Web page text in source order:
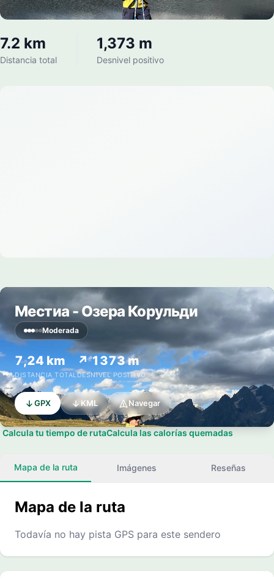
7.2 km
Distancia total
1,373 m
Desnivel positivo
Местиа - Озера Корульди
Moderada
7,24 km
DISTANCIA TOTAL
↗ 1373 m
DESNIVEL POSITIVO
GPX KML Navegar
Calcula tu tiempo de rutaCalcula las calorías quemadas
Mapa de la ruta Imágenes Reseñas
Mapa de la ruta
Todavía no hay pista GPS para este sendero